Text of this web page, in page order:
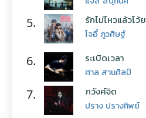
5. รักไม่ไหวแล้วโว้ย
โจอี้ ภูวศิษฐ์
6. ระเบิดเวลา
ศาล สานศิลป์
7. ภวังค์จิต
ปราง ปรางทิพย์